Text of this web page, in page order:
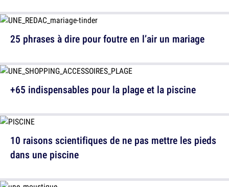
25 phrases à dire pour foutre en l’air un mariage
10 raisons scientifiques de ne pas mettre les pieds
dans une piscine
+65 indispensables pour la plage et la piscine